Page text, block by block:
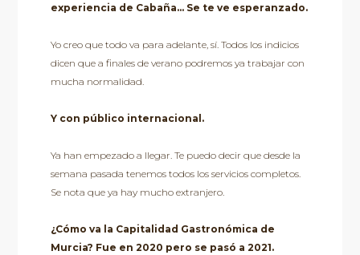
experiencia de Cabaña… Se te ve esperanzado.
Yo creo que todo va para adelante, sí. Todos los indicios
dicen que a finales de verano podremos ya trabajar con
mucha normalidad.
Y con público internacional.
Ya han empezado a llegar. Te puedo decir que desde la
semana pasada tenemos todos los servicios completos.
Se nota que ya hay mucho extranjero.
¿Cómo va la Capitalidad Gastronómica de
Murcia? Fue en 2020 pero se pasó a 2021.